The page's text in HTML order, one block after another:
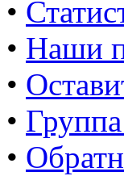
•
• Наши
•
•
•